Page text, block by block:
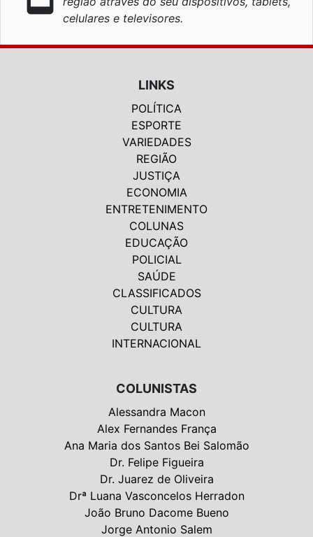
celulares e televisores.
LINKS
POLÍTICA
ESPORTE
VARIEDADES
REGIÃO
JUSTIÇA
ECONOMIA
ENTRETENIMENTO
COLUNAS
EDUCAÇÃO
POLICIAL
SAÚDE
CLASSIFICADOS
CULTURA
CULTURA
INTERNACIONAL
COLUNISTAS
Alessandra Macon
Alex Fernandes França
Ana Maria dos Santos Bei Salomão
Dr. Felipe Figueira
Dr. Juarez de Oliveira
Drª Luana Vasconcelos Herradon
João Bruno Dacome Bueno
Jorge Antonio Salem